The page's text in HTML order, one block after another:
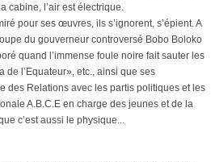
cabine, l’air est électrique.
pour ses œuvres, ils s’ignorent, s’épient. A
du gouverneur controversé Bobo Boloko
quand l’immense foule noire fait sauter les
de l’Equateur», etc., ainsi que ses
des Relations avec les partis politiques et les
A.B.C.E en charge des jeunes et de la
c’est aussi le physique...